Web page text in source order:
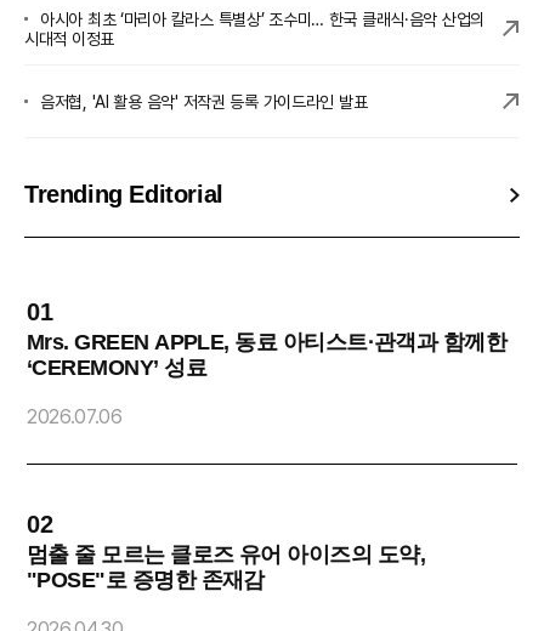
아시아 최초 ‘마리아 칼라스 특별상’ 조수미… 한국 클래식·음악 산업의
시대적 이정표
음저협, 'AI 활용 음악' 저작권 등록 가이드라인 발표
Trending Editorial
01
Mrs. GREEN APPLE, 동료 아티스트·관객과 함께한
‘CEREMONY’ 성료
2026.07.06
02
멈출 줄 모르는 클로즈 유어 아이즈의 도약,
"POSE"로 증명한 존재감